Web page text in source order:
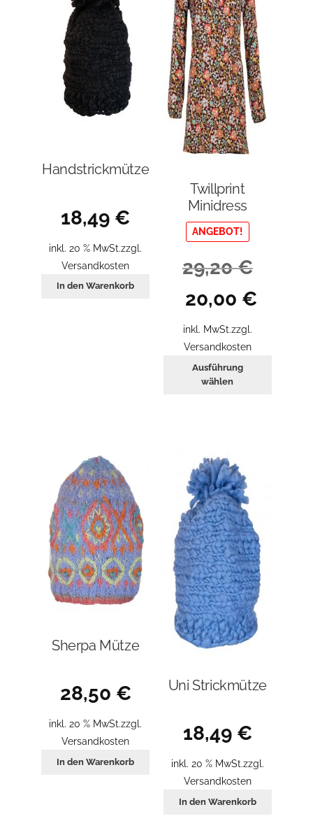
Handstrickmütze
18,49 €
inkl. 20 % MwSt.zzgl.
Versandkosten
In den Warenkorb
Twillprint
Minidress
ANGEBOT!
29,20€
Ursprünglicher
Preis
war:
29,20 €
20,00 €Aktueller
inkl. MwSt.zzgl.
Versandkosten
Ausführung
wählen
Sherpa Mütze
28,50 €
inkl. 20 % MwSt.zzgl.
Versandkosten
In den Warenkorb
Uni Strickmütze
18,49 €
inkl. 20 % MwSt.zzgl.
Versandkosten
In den Warenkorb